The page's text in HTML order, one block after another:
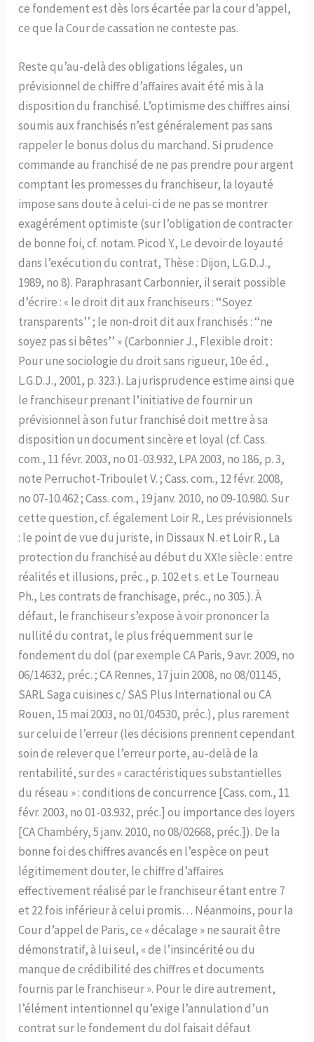
ce fondement est dès lors écartée par la cour d’appel,
ce que la Cour de cassation ne conteste pas.
Reste qu’au-delà des obligations légales, un
prévisionnel de chiffre d’affaires avait été mis à la
disposition du franchisé. L’optimisme des chiffres ainsi
soumis aux franchisés n’est généralement pas sans
rappeler le bonus dolus du marchand. Si prudence
commande au franchisé de ne pas prendre pour argent
comptant les promesses du franchiseur, la loyauté
impose sans doute à celui-ci de ne pas se montrer
exagérément optimiste (sur l’obligation de contracter
de bonne foi, cf. notam. Picod Y., Le devoir de loyauté
dans l’exécution du contrat, Thèse : Dijon, L.G.D.J.,
1989, no 8). Paraphrasant Carbonnier, il serait possible
d’écrire : « le droit dit aux franchiseurs : ‘‘Soyez
transparents’’ ; le non-droit dit aux franchisés : ‘‘ne
soyez pas si bêtes’’ » (Carbonnier J., Flexible droit :
Pour une sociologie du droit sans rigueur, 10e éd.,
L.G.D.J., 2001, p. 323.). La jurisprudence estime ainsi que
le franchiseur prenant l’initiative de fournir un
prévisionnel à son futur franchisé doit mettre à sa
disposition un document sincère et loyal (cf. Cass.
com., 11 févr. 2003, no 01-03.932, LPA 2003, no 186, p. 3,
note Perruchot-Triboulet V. ; Cass. com., 12 févr. 2008,
no 07-10.462 ; Cass. com., 19 janv. 2010, no 09-10.980. Sur
cette question, cf. également Loir R., Les prévisionnels
: le point de vue du juriste, in Dissaux N. et Loir R., La
protection du franchisé au début du XXIe siècle : entre
réalités et illusions, préc., p. 102 et s. et Le Tourneau
Ph., Les contrats de franchisage, préc., no 305.). À
défaut, le franchiseur s’expose à voir prononcer la
nullité du contrat, le plus fréquemment sur le
fondement du dol (par exemple CA Paris, 9 avr. 2009, no
06/14632, préc. ; CA Rennes, 17 juin 2008, no 08/01145,
SARL Saga cuisines c/ SAS Plus International ou CA
Rouen, 15 mai 2003, no 01/04530, préc.), plus rarement
sur celui de l’erreur (les décisions prennent cependant
soin de relever que l’erreur porte, au-delà de la
rentabilité, sur des « caractéristiques substantielles
du réseau » : conditions de concurrence [Cass. com., 11
févr. 2003, no 01-03.932, préc.] ou importance des loyers
[CA Chambéry, 5 janv. 2010, no 08/02668, préc.]). De la
bonne foi des chiffres avancés en l’espèce on peut
légitimement douter, le chiffre d’affaires
effectivement réalisé par le franchiseur étant entre 7
et 22 fois inférieur à celui promis… Néanmoins, pour la
Cour d’appel de Paris, ce « décalage » ne saurait être
démonstratif, à lui seul, « de l’insincérité ou du
manque de crédibilité des chiffres et documents
fournis par le franchiseur ». Pour le dire autrement,
l’élément intentionnel qu’exige l’annulation d’un
contrat sur le fondement du dol faisait défaut